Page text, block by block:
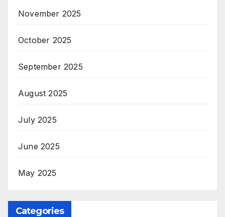
November 2025
October 2025
September 2025
August 2025
July 2025
June 2025
May 2025
Categories